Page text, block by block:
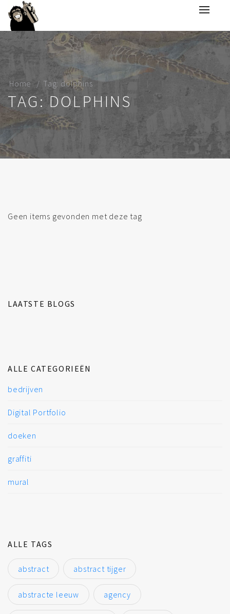
Home Tag: dolphins
TAG: DOLPHINS
Geen items gevonden met deze tag
LAATSTE BLOGS
ALLE CATEGORIEËN
bedrijven
Digital Portfolio
doeken
graffiti
mural
ALLE TAGS
abstract abstract tijger
abstracte leeuw agency